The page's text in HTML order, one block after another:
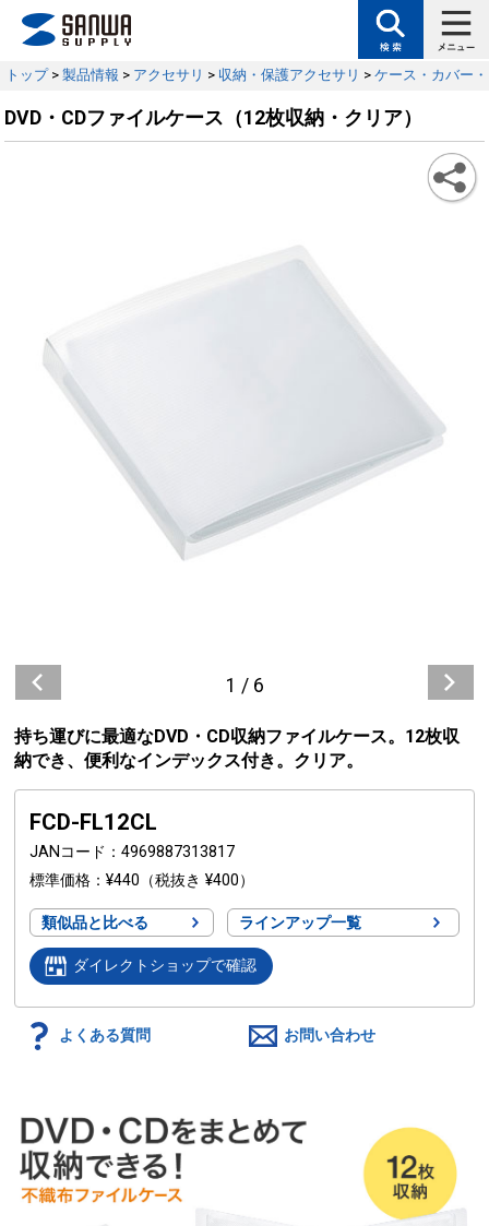
トップ> 製品情報 > アクセサリ > 収納・保護アクセサリ > ケース・カバー
DVD・CDファイルケース（12枚収納・クリア）
1 / 6
持ち運びに最適なDVD・CD収納ファイルケース。12枚収
納でき、便利なインデックス付き。クリア。
FCD-FL12CL
JANコード
4969887313817
標準価格
¥440 （税抜き ¥400）
類似品と比べる ラインアップ一覧
ダイレクトショップで確認
よくある質問 お問い合わせ